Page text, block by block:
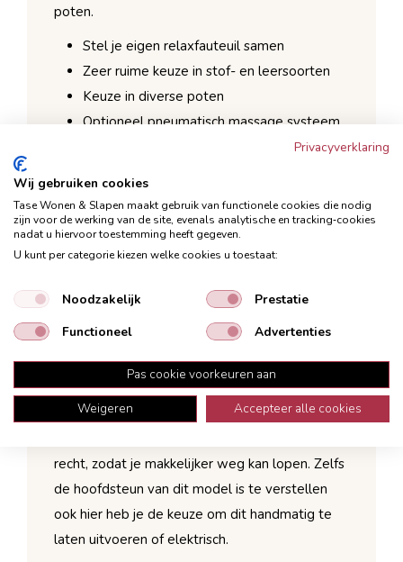
poten.
Stel je eigen relaxfauteuil samen
Zeer ruime keuze in stof- en leersoorten
Keuze in diverse poten
Optioneel pneumatisch massage systeem
Optioneel verwarmingsysteem met 3
Standaard wordt de Lerira geleverd met een
handmatige bediening. Hiermee bedien je een
gasveer waarmee de rugleuning en het
voetenbord los van elkaar te verstellen is.
Natuurlijk is het ook mogelijk om de
relaxfauteuil uit te breiden met 2 motoren
waardoor het elektrisch te verstellen is, tevens
is deze optie ook uit te breiden met een sta-op
functie. Met een sta-op systeem komt de
recht, zodat je makkelijker weg kan lopen. Zelfs
de hoofdsteun van dit model is te verstellen
ook hier heb je de keuze om dit handmatig te
laten uitvoeren of elektrisch.
Privacyverklaring
Wij gebruiken cookies
Tase Wonen & Slapen maakt gebruik van functionele cookies die nodig
zijn voor de werking van de site, evenals analytische en tracking‑cookies
nadat u hiervoor toestemming heeft gegeven.
U kunt per categorie kiezen welke cookies u toestaat:
Noodzakelijk
Prestatie
Functioneel
Advertenties
Pas cookie voorkeuren aan
Weigeren
Accepteer alle cookies